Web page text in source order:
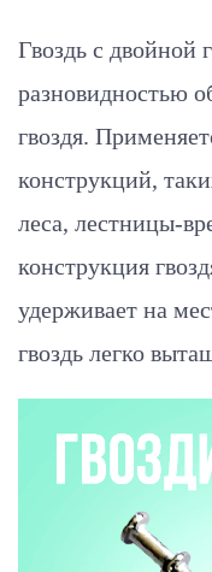
Гвоздь с двойной
разновидностью
гвоздя.
конструкций,
леса, лестницы-
конструкция
удерживает на
гвоздь легко